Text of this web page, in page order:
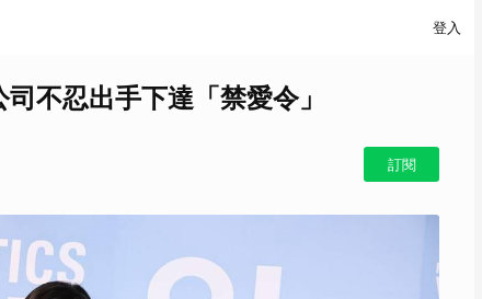
登入
不忍出手下達「禁愛令」
訂閱